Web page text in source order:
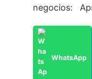
negocios:
WhatsApp